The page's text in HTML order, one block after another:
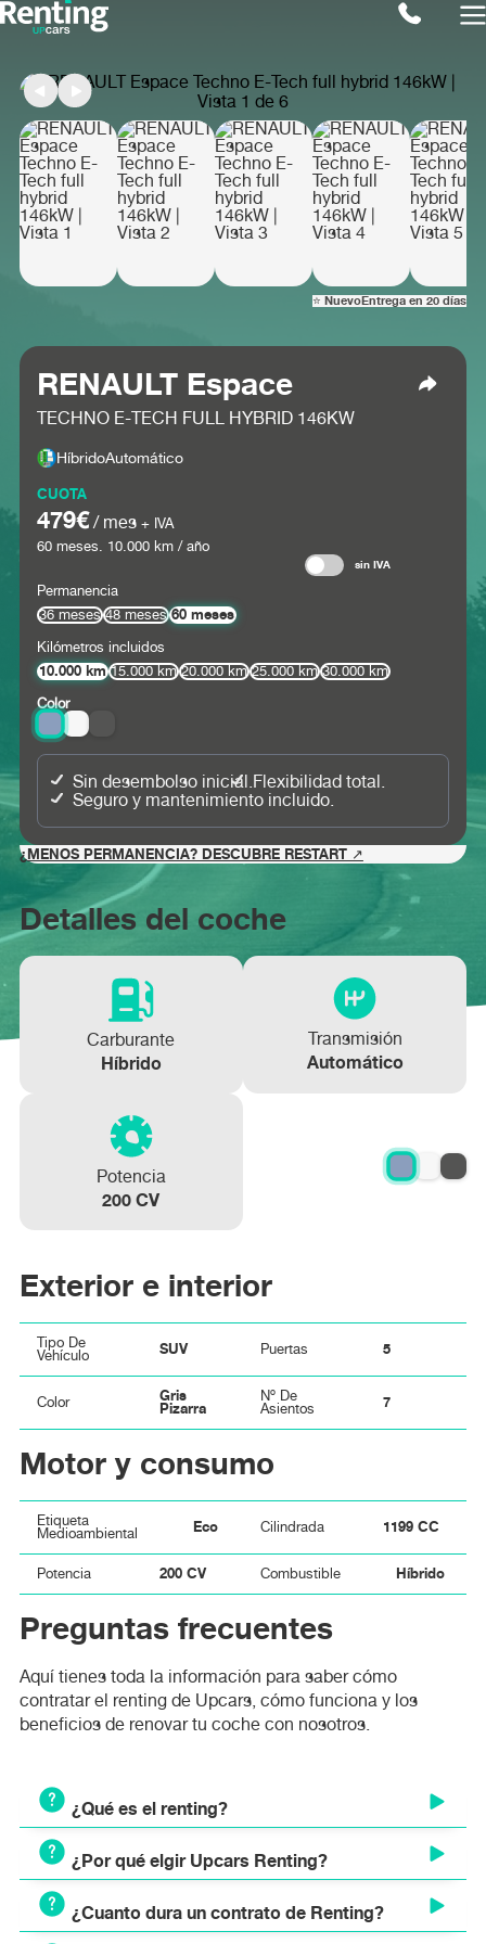
⭐ NuevoEntrega en 20 días
RENAULT Espace
TECHNO E-TECH FULL HYBRID 146KW
HíbridoAutomático
CUOTA
479€/ mes + IVA
60meses. 10.000km / año
sin IVA
Permanencia
36 meses
48 meses 60 meses
Kilómetros incluidos
10.000 km 15.000 km 20.000 km 25.000 km
30.000 km
Color
Sin desembolso inicial.Flexibilidad total.
Seguro y mantenimiento incluido.
¿MENOS PERMANENCIA? DESCUBRE RESTART ↗
Detalles del coche
Carburante
Híbrido
Transmisión
Automático
Potencia
200 CV
Exterior e interior
Tipo De
Vehículo
SUV Puertas 5
Color Gris
Pizarra
Nº De
Asientos
7
Motor y consumo
Etiqueta
Medioambiental
Eco Cilindrada 1199 CC
Potencia 200 CV Combustible Híbrido
Preguntas frecuentes
Aquí tienes toda la información para saber cómo
contratar el renting de Upcars, cómo funciona y los
beneficios de renovar tu coche con nosotros.
¿Qué es el renting?
El renting es un modelo de alquiler a largo plazo que
permite disponer de un vehículo nuevo mediante el pago
de una cuota mensual fija. A diferencia del leasing o la
compra tradicional, el renting es un servicio integral que
¿Por qué elgir Upcars Renting?
Ventajas y beneficios de elegir Upcars Renting:
¿Cuanto dura un contrato de Renting?